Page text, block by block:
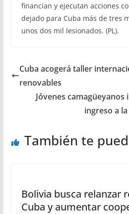
financian y ejecutan acciones
dejado para Cuba más de tres
unos dos mil lesionados. (PL).
Cuba acogerá taller
renovables
Jóvenes camagüeyanos
ingreso a
También te
Bolivia busca relanzar
Cuba y aumentar